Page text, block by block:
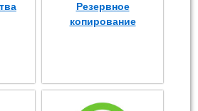
Резервное
копирование